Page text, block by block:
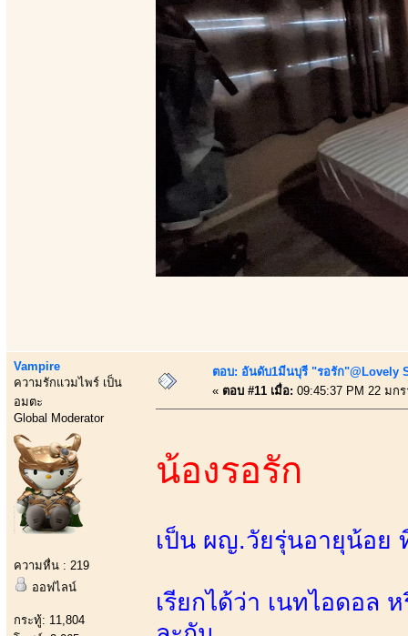
Vampire
ความรักแวมไพร์ เป็น
อมตะ
Global Moderator
ความหื่น : 219
ออฟไลน์
กระทู้: 11,804
ตอบ: อันดับ1มีนบุรี "รอรัก"@Lovely
« ตอบ #11 เมื่อ: 09:45:37 PM 22 มก
น้องรอรัก
เป็น ผญ.วัยรุ่นอายุน้อย
เรียกได้ว่า เนทไอดอล